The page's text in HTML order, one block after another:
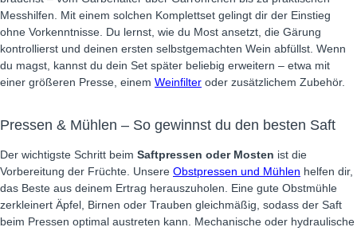
Messhilfen. Mit einem solchen Komplettset gelingt dir der Einstieg
ohne Vorkenntnisse. Du lernst, wie du Most ansetzt, die Gärung
kontrollierst und deinen ersten selbstgemachten Wein abfüllst. Wenn
du magst, kannst du dein Set später beliebig erweitern – etwa mit
einer größeren Presse, einem Weinfilter oder zusätzlichem Zubehör.
Pressen & Mühlen – So gewinnst du den besten Saft
Der wichtigste Schritt beim Saftpressen oder Mosten ist die
Vorbereitung der Früchte. Unsere Obstpressen und Mühlen helfen dir,
das Beste aus deinem Ertrag herauszuholen. Eine gute Obstmühle
zerkleinert Äpfel, Birnen oder Trauben gleichmäßig, sodass der Saft
beim Pressen optimal austreten kann. Mechanische oder hydraulische